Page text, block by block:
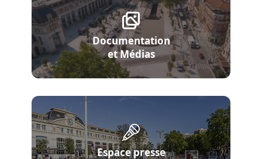
Documentation
et Médias
Espace presse